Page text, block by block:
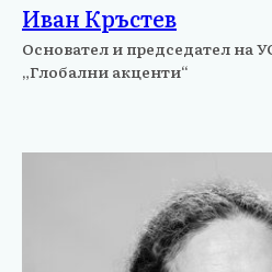
Иван Кръстев
Основател и председател на
„Глобални акценти“